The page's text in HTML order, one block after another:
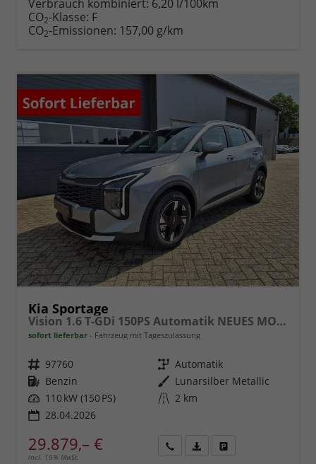
Verbrauch kombiniert: 6,20 l/100km
CO2-Klasse: F
CO2-Emissionen: 157,00 g/km
Kia Sportage
Vision 1.6 T-GDi 150PS Automatik NEUES MODELL MY26 FACELIFT Sitzheizung Lenkradheizung Klimaautomatik Navi Bluetooth Touchscreen Apple CarPlay Android Auto PDC v+h 17"LM Rückf.Kamera ACC 2x Keyless
sofort lieferbar Fahrzeug mit Tageszulassung
Fahrzeugnr. 97760 Getriebe Automatik
Kraftstoff Benzin Außenfarbe Lunarsilber Metallic
Leistung 110 kW (150 PS) Kilometerstand 2 km
28.04.2026
29.879,– €
incl. 19% MwSt.